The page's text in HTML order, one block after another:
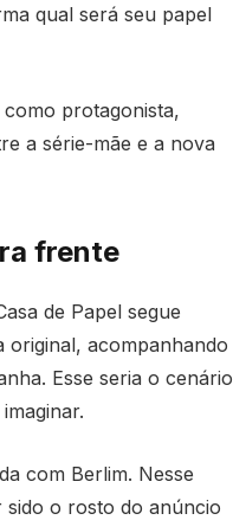
qual será seu papel
protagonista,
a série-mãe e a nova
frente
de Papel segue
original, acompanhando
Esse seria o cenário
com Berlim. Nesse
o rosto do anúncio